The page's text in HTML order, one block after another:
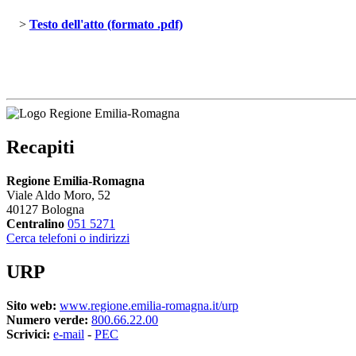
> Testo dell'atto (formato .pdf)
Recapiti
Regione Emilia-Romagna
Viale Aldo Moro, 52
40127 Bologna
Centralino 051 5271
Cerca telefoni o indirizzi
URP
Sito web: www.regione.emilia-romagna.it/urp
Numero verde: 800.66.22.00
Scrivici: e-mail - PEC